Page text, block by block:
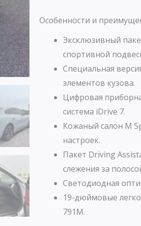
Особенности и
Эксклюзивный
спортивной
Специальная
элементов кузова.
Цифровая
система iDrive 7.
Кожаный салон M
настроек.
Пакет Driving
слежения за
Светодиодная
19-дюймовые
791M.